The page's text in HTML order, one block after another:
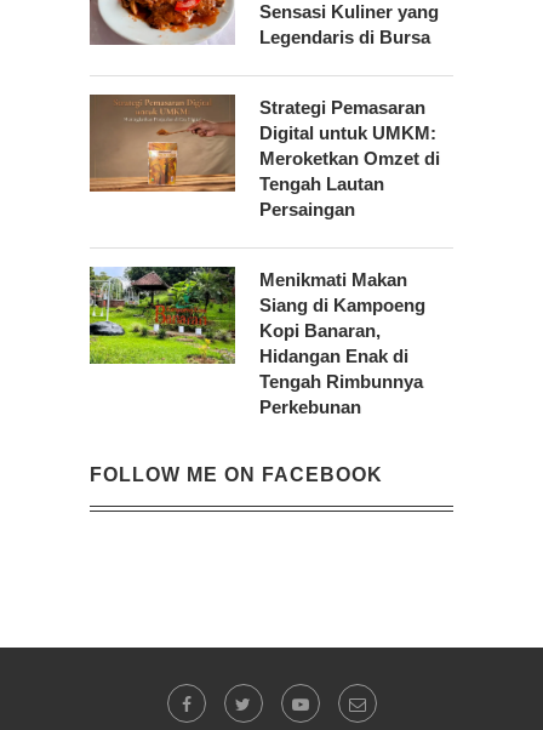
Sensasi Kuliner yang
Legendaris di Bursa
Strategi Pemasaran
Digital untuk UMKM:
Meroketkan Omzet di
Tengah Lautan
Persaingan
Menikmati Makan
Siang di Kampoeng
Kopi Banaran,
Hidangan Enak di
Tengah Rimbunnya
Perkebunan
FOLLOW ME ON FACEBOOK